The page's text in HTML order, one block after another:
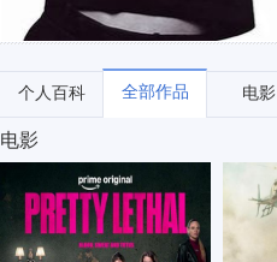
个人百科 全部作品 电影
电影